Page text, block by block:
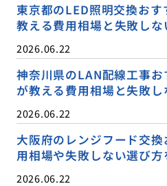
東京都のLED照明交換お
教える費用相場と失敗しな
2026.06.22
神奈川県のLAN配線工事
が教える費用相場と失敗し
2026.06.22
大阪府のレンジフード交
用相場や失敗しない選び方
2026.06.22